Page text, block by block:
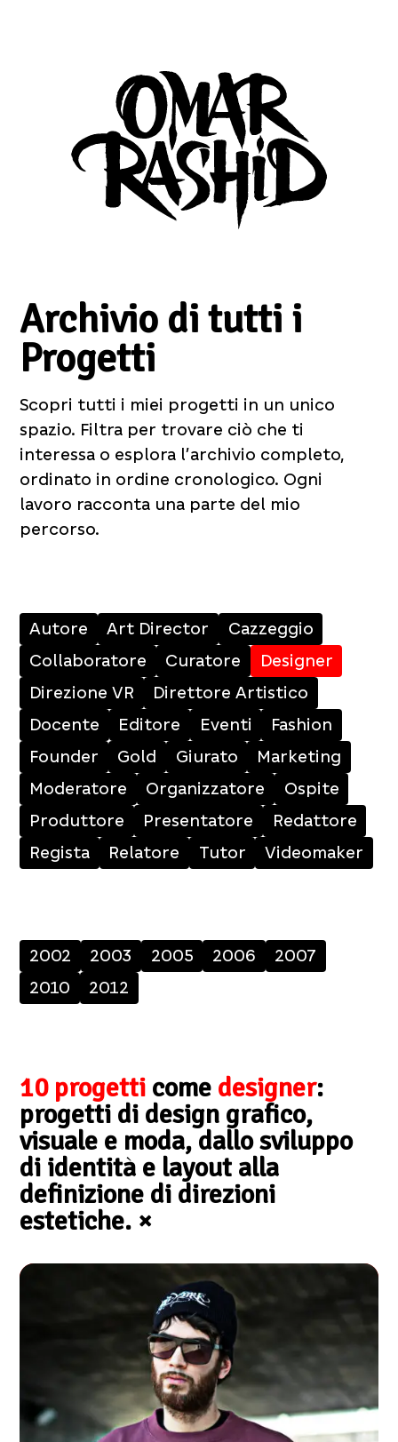
Archivio di tutti i
Progetti
Scopri tutti i miei progetti in un unico
spazio. Filtra per trovare ciò che ti
interessa o esplora l’archivio completo,
ordinato in ordine cronologico. Ogni
lavoro racconta una parte del mio
percorso.
Autore Art Director
Cazzeggio
Collaboratore
Curatore
Designer
Direzione VR
Direttore Artistico
Docente
Editore Eventi
Fashion
Founder
Gold Giurato
Marketing
Moderatore
Organizzatore
Ospite
Produttore
Presentatore
Redattore
Regista
Relatore Tutor Videomaker
2002 2003 2005 2006
2007
2010
2012
10 progetti come designer:
progetti di design grafico,
visuale e moda, dallo sviluppo
di identità e layout alla
definizione di direzioni
estetiche. ×